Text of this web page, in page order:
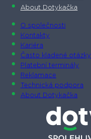
About Dotykačka
O společnosti
Kontakty
Kariéra
Často kladené otázky
Platební terminály
Reklamace
Technická podpora
About Dotykačka